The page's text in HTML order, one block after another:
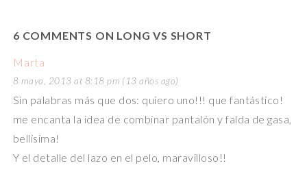
6 COMMENTS ON LONG VS SHORT
Marta
8 mayo, 2013 at 8:18 pm (13 años ago)
Sin palabras más que dos: quiero uno!!! que fantástico!
me encanta la idea de combinar pantalón y falda de gasa,
bellísima!
Y el detalle del lazo en el pelo, maravilloso!!